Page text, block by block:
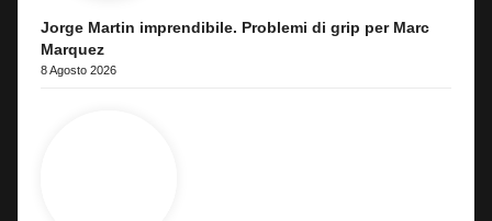
Jorge Martin imprendibile. Problemi di grip per Marc
Marquez
8 Agosto 2026